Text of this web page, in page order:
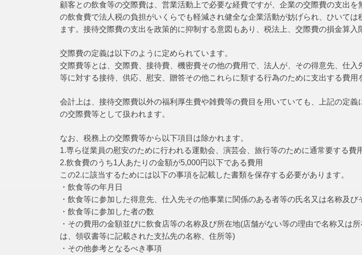
顧客との飲食等の交際費は、営業活動上で必要な経費ですが、企業の交際費の支出を
の飲食費で法人税の負担がいくらでも軽減され健全な企業活動が妨げられ、ひいては
ます。接待交際費の支出を政策的に抑制する意図もあり、税法上、交際費の損金算入
交際費の定義は以下のように定められています。
交際費等とは、交際費、接待費、機密費その他の費用で、法人が、その得意先、仕入
等に対する接待、供応、慰安、贈答その他これらに類する行為のために支出する費用
会計上は、接待交際費以外の福利厚生費や雑費等の費目を用いていても、上記の定義
の交際費等として扱われます。
なお、税務上の交際費等から以下項目は除かれます。
1.専ら従業員の慰安のために行われる運動会、演芸会、旅行等のために通常要する費
2.飲食費のうち1人あたりの金額が5,000円以下である費用
この2.に該当するためには以下の事項を記載した書類を保存する必要があります。
・飲食等の年月日
・飲食等に参加した得意先、仕入先その他事業に関係のある者等の氏名又は名称及び
・飲食等に参加した者の数
・その費用の金額並びに飲食店等の名称及び所在地(店舗がない等の理由で名称又は
は、領収書等に記載された支払先の名称、住所等)
・その他参考となるべき事項